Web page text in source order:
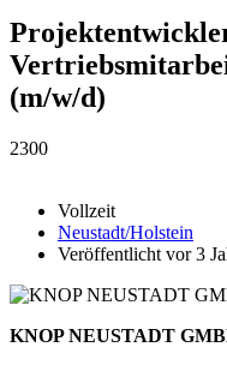
(m/w/d)
2300
Vollzeit
Neustadt/Holstein
Veröffentlicht vor 3
KNOP NEUSTADT